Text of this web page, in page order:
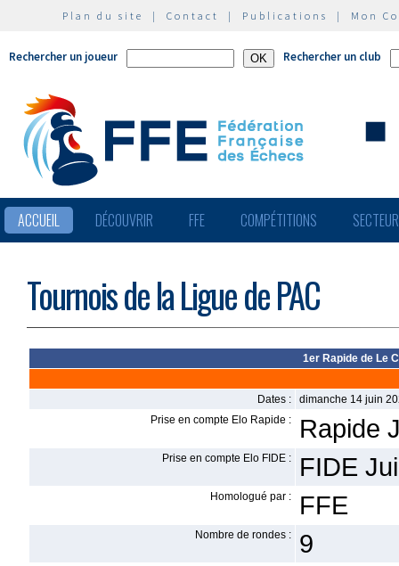
Plan du site | Contact | Publications | Mon
Rechercher un joueur Rechercher un club
ACCUEIL DÉCOUVRIR FFE COMPÉTITIONS
Tournois de la Ligue de PAC
1er Rapide de Le
Dates :
dimanche 14 juin
Prise en compte Elo Rapide :
Rapide
Prise en compte Elo FIDE : FIDE
Homologué par : FFE
Nombre de rondes : 9